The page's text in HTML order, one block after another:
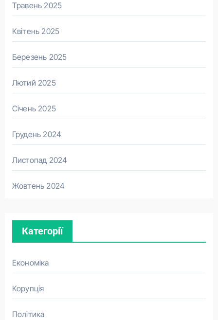
Травень 2025
Квітень 2025
Березень 2025
Лютий 2025
Січень 2025
Грудень 2024
Листопад 2024
Жовтень 2024
Категорії
Економіка
Корупція
Політика